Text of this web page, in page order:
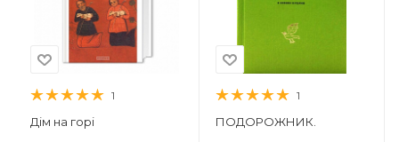
1
Дім на горі
1
ПОДОРОЖНИК.